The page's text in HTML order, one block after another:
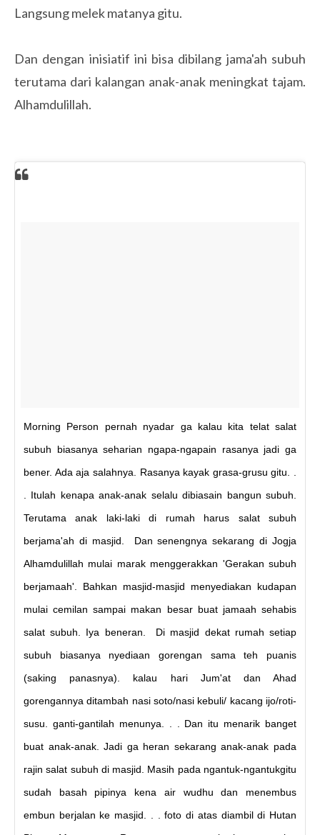
Langsung melek matanya gitu.
Dan dengan inisiatif ini bisa dibilang jama'ah subuh
terutama dari kalangan anak-anak meningkat tajam.
Alhamdulillah.
Morning Person pernah nyadar ga kalau kita telat salat
subuh biasanya seharian ngapa-ngapain rasanya jadi ga
bener. Ada aja salahnya. Rasanya kayak grasa-grusu gitu. .
. Itulah kenapa anak-anak selalu dibiasain bangun subuh.
Terutama anak laki-laki di rumah harus salat subuh
berjama'ah di masjid. Dan senengnya sekarang di Jogja
Alhamdulillah mulai marak menggerakkan 'Gerakan subuh
berjamaah'. Bahkan masjid-masjid menyediakan kudapan
mulai cemilan sampai makan besar buat jamaah sehabis
salat subuh. Iya beneran. Di masjid dekat rumah setiap
subuh biasanya nyediaan gorengan sama teh puanis
(saking panasnya). kalau hari Jum'at dan Ahad
gorengannya ditambah nasi soto/nasi kebuli/ kacang ijo/roti-
susu. ganti-gantilah menunya. . . Dan itu menarik banget
buat anak-anak. Jadi ga heran sekarang anak-anak pada
rajin salat subuh di masjid. Masih pada ngantuk-ngantukgitu
sudah basah pipinya kena air wudhu dan menembus
embun berjalan ke masjid. . . foto di atas diambil di Hutan